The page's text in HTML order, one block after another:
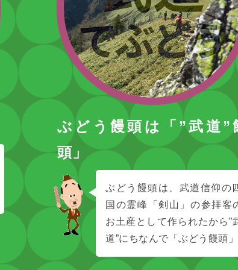
ぶどう饅頭は「”武道”
頭」
ぶどう饅頭は、武道信仰の
国の霊峰「剣山」の参拝客
お土産として作られたから”
道”にちなんで「ぶどう饅頭」